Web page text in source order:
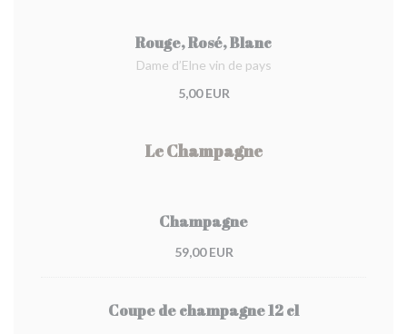
Rouge, Rosé, Blanc
Dame d’Elne vin de pays
5,00 EUR
Le Champagne
Champagne
59,00 EUR
Coupe de champagne 12 cl